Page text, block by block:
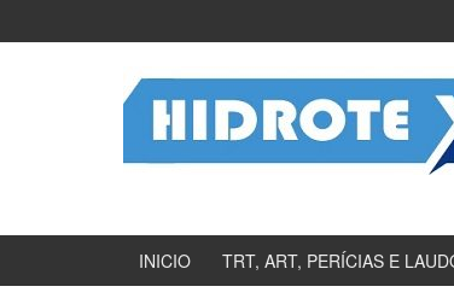
INICIO TRT, ART, PERÍCIAS E